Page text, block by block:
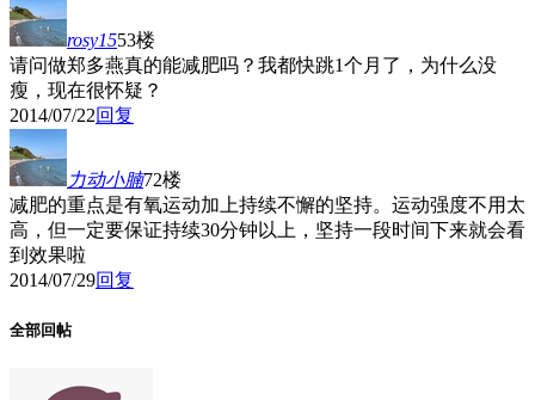
rosy1553楼
请问做郑多燕真的能减肥吗？我都快跳1个月了，为什么没
瘦，现在很怀疑？
2014/07/22回复
力动小腩72楼
减肥的重点是有氧运动加上持续不懈的坚持。运动强度不用太
高，但一定要保证持续30分钟以上，坚持一段时间下来就会看
到效果啦
2014/07/29回复
全部回帖